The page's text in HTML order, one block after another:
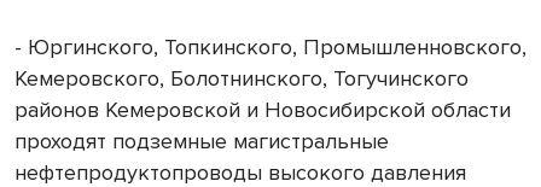
- Юргинского, Топкинского, Промышленновского,
Кемеровского, Болотнинского, Тогучинского
районов Кемеровской и Новосибирской области
проходят подземные магистральные
нефтепродуктопроводы высокого давления